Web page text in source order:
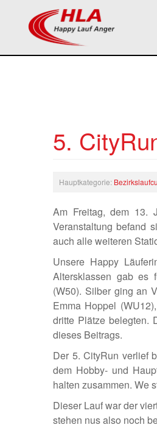
5.
Hauptkategorie:
Am Freitag, dem 13.
Veranstaltung befand
auch alle weiteren
Unsere Happy
Altersklassen gab es
(W50). Silber ging an
Emma Hoppel
dritte Plätze belegten.
dieses Beitrags.
Der 5. CityRun verlief
dem Hobby- und
halten zusammen. We
Dieser Lauf war der
stehen nus also noch